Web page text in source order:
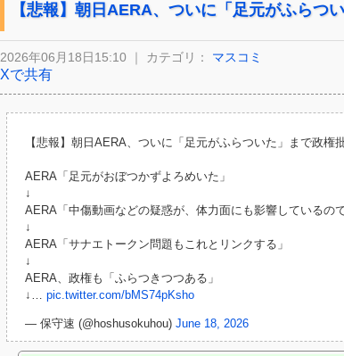
【悲報】朝日AERA、ついに「足元がふらつ
2026年06月18日15:10 ｜ カテゴリ： マスコミ
Xで共有
【悲報】朝日AERA、ついに「足元がふらついた」まで政権
AERA「足元がおぼつかずよろめいた」
↓
AERA「中傷動画などの疑惑が、体力面にも影響しているので
↓
AERA「サナエトークン問題もこれとリンクする」
↓
AERA、政権も「ふらつきつつある」
↓… pic.twitter.com/bMS74pKsho
— 保守速 (@hoshusokuhou) June 18, 2026